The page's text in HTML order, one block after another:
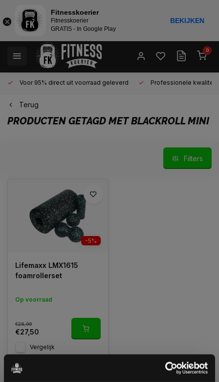
0
Voor 95% direct uit voorraad geleverd Professionele kwaliteit
Terug
PRODUCTEN GETAGD MET BLACKROLL MINI
Filters
-5%
Lifemaxx LMX1615
foamrollerset
Op voorraad
€28,99
€27,50
Vergelijk
Fitnesskoerier
Fitnesskoerier
GRATIS - In Google Play
BEKIJKEN